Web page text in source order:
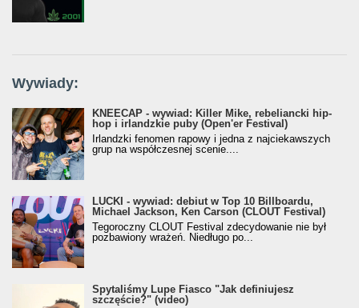
Wywiady:
KNEECAP - wywiad: Killer Mike, rebeliancki hip-
hop i irlandzkie puby (Open'er Festival)
Irlandzki fenomen rapowy i jedna z najciekawszych
grup na współczesnej scenie....
LUCKI - wywiad: debiut w Top 10 Billboardu,
Michael Jackson, Ken Carson (CLOUT Festival)
Tegoroczny CLOUT Festival zdecydowanie nie był
pozbawiony wrażeń. Niedługo po...
Spytaliśmy Lupe Fiasco "Jak definiujesz
szczęście?" (video)